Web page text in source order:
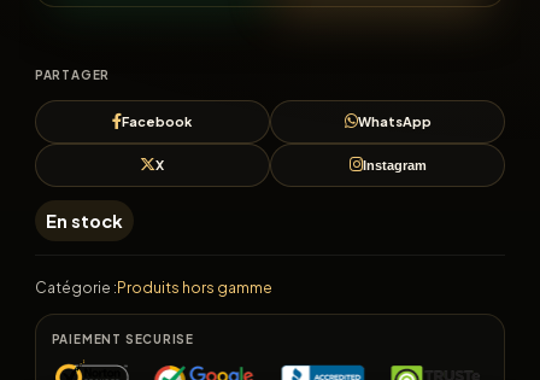
PARTAGER
Facebook WhatsApp
X Instagram
En stock
Catégorie :Produits hors gamme
PAIEMENT SECURISE